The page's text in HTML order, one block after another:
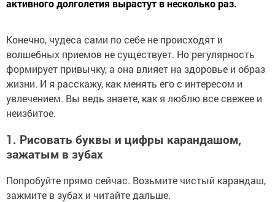
активного долголетия вырастут в несколько раз.
Конечно, чудеса сами по себе не происходят и
волшебных приемов не существует. Но регулярность
формирует привычку, а она влияет на здоровье и образ
жизни. И я расскажу, как менять его с интересом и
увлечением. Вы ведь знаете, как я люблю все свежее и
неизбитое.
1. Рисовать буквы и цифры карандашом,
зажатым в зубах
Попробуйте прямо сейчас. Возьмите чистый карандаш,
зажмите в зубах и читайте дальше.